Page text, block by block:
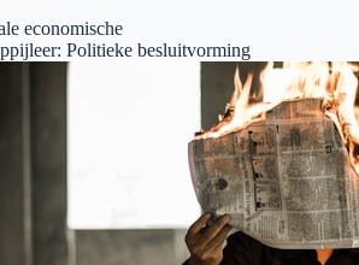
economische
: Politieke besluitvorming